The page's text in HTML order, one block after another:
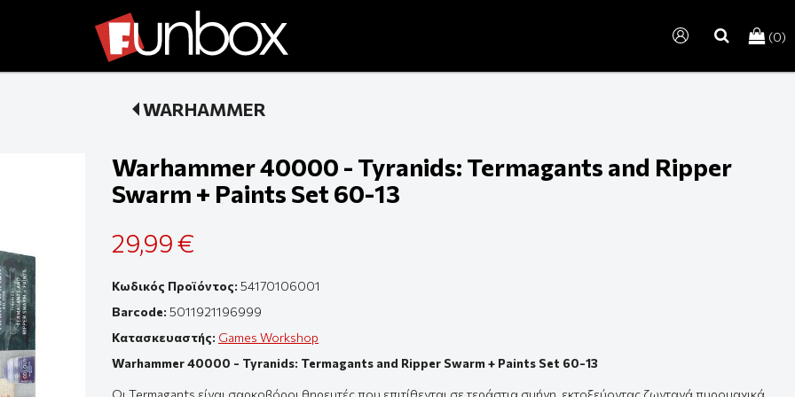
(0)
search
WARHAMMER
Warhammer 40000 - Tyranids: Termagants and Ripper
Swarm + Paints Set 60-13
29,99 €
Κωδικός Προϊόντος: 54170106001
Barcode: 5011921196999
Κατασκευαστής: Games Workshop
Warhammer 40000 - Tyranids: Termagants and Ripper Swarm + Paints Set 60-13